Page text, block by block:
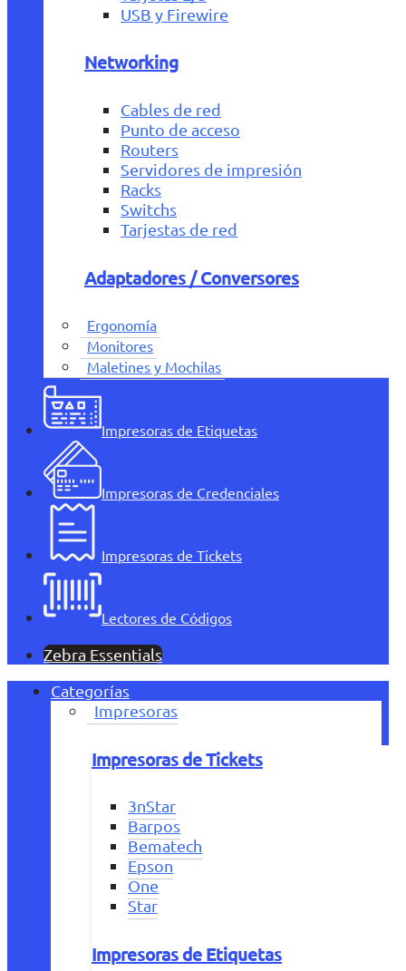
USB y Firewire
Networking
Cables de red
Punto de acceso
Routers
Servidores de impresión
Racks
Switchs
Tarjestas de red
Adaptadores / Conversores
Ergonomía
Monitores
Maletines y Mochilas
Impresoras de Etiquetas
Impresoras de Credenciales
Impresoras de Tickets
Lectores de Códigos
Zebra Essentials
Categorías
Impresoras
Impresoras de Tickets
3nStar
Barpos
Bematech
Epson
One
Star
Impresoras de Etiquetas